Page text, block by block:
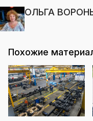
ОЛЬГА
Похожие